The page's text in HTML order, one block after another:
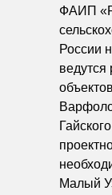
ФАИП
России
ведутся
Малый